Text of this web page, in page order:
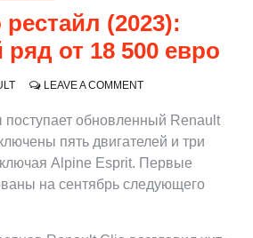
(2023):
от 18 500 евро
LEAVE A COMMENTON
CLIO
РЕСТАЙЛ
(2023):
МОДЕЛЬНЫЙ
РЯД
поступает обновленный Renault
пять двигателей и три
Alpine Esprit. Первые
на сентябрь следующего